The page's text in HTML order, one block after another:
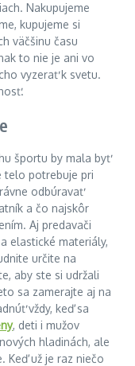
Nakupujeme
kupujeme si
väčšinu času
to nie je ani vo
vyzerať k svetu.
športu by mala byť
telo potrebuje pri
odbúravať
a čo najskôr
Aj predavači
elastické materiály,
určite na
aby ste si udržali
sa zamerajte aj na
vždy, keď sa
, deti i mužov
hladinách, ale
Keď už je raz niečo